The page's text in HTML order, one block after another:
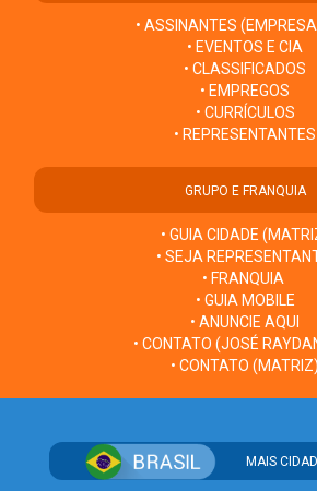
• ASSINANTES
• EVENTOS E CIA
• CLASSIFICADOS
• EMPREGOS
• CURRÍCULOS
• REPRESENTANTES
GRUPO E FRANQUIA
• GUIA CIDADE
• SEJA
• FRANQUIA
• GUIA MOBILE
• ANUNCIE AQUI
• CONTATO (JOSÉ
• CONTATO (MATRIZ)
MAIS